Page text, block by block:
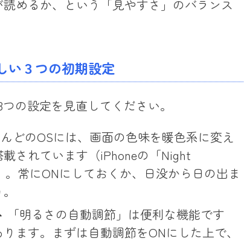
めるか、という「見やすさ」のバランス
い３つの初期設定
の設定を見直してください。
どのOSには、画面の色味を暖色系に変え
されています（iPhoneの「Night
常にONにしておくか、日没から日の出ま
「明るさの自動調節」は便利な機能です
ます。まずは自動調節をONにした上で、